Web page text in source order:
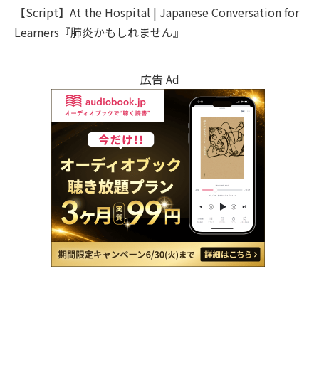
【Script】At the Hospital | Japanese Conversation for
Learners『肺炎かもしれません』
広告 Ad